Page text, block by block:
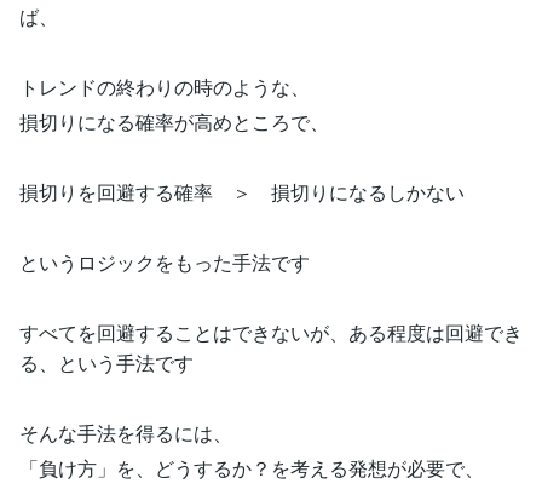
ば、
トレンドの終わりの時のような、
損切りになる確率が高めところで、
損切りを回避する確率 ＞ 損切りになるしかない
というロジックをもった手法です
すべてを回避することはできないが、ある程度は回避でき
る、という手法です
そんな手法を得るには、
「負け方」を、どうするか？を考える発想が必要で、